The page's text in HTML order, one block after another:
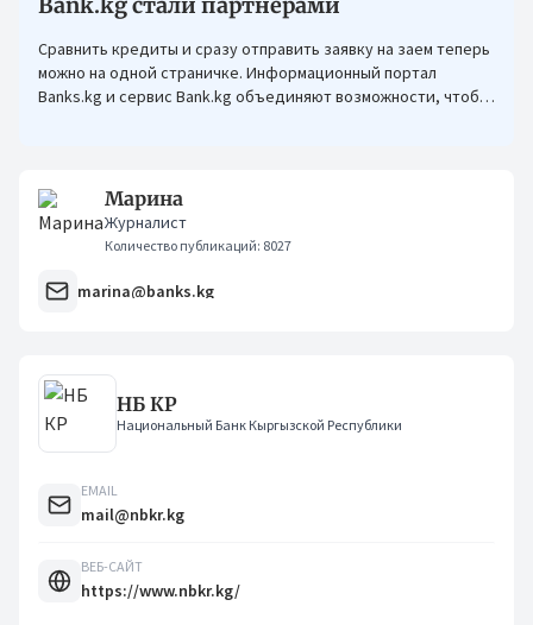
Сравнить кредиты и сразу отправить заявку на заем теперь
можно на одной страничке. Информационный портал
Banks.kg и сервис Bank.kg объединяют возможности, чтобы
Марина
Журналист
Количество публикаций: 8027
marina@banks.kg
НБ КР
Национальный Банк Кыргызской Республики
EMAIL
mail@nbkr.kg
ВЕБ-САЙТ
https://www.nbkr.kg/